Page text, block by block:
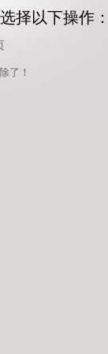
择以下操作
了！